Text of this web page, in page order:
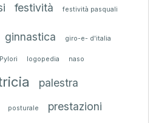
festività festività pasquali
ginnastica giro-e- d'italia
logopedia naso
palestra
posturale prestazioni